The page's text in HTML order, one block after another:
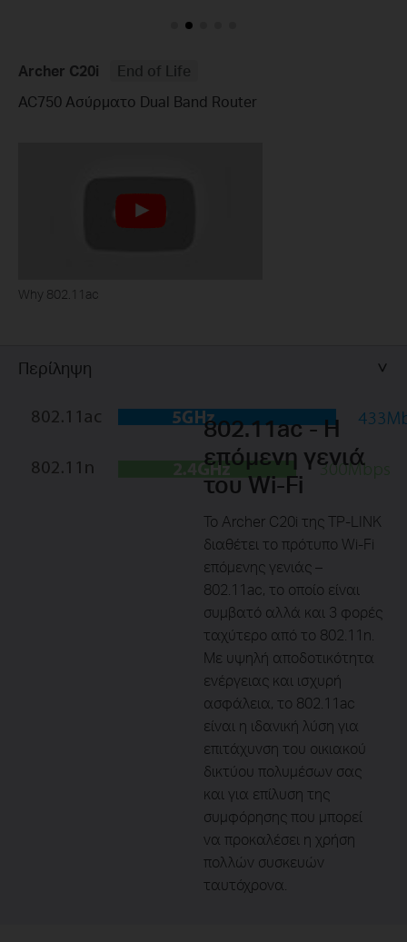
Archer C20i
End of Life
AC750 Ασύρματο Dual Band Router
Why 802.11ac
Περίληψη
802.11ac - Η
επόμενη γενιά
του Wi-Fi
Το Archer C20i της TP-LINK
διαθέτει το πρότυπο Wi-Fi
επόμενης γενιάς –
802.11ac, το οποίο είναι
συμβατό αλλά και 3 φορές
ταχύτερο από το 802.11n.
Με υψηλή αποδοτικότητα
ενέργειας και ισχυρή
ασφάλεια, το 802.11ac
είναι η ιδανική λύση για
επιτάχυνση του οικιακού
δικτύου πολυμέσων σας
και για επίλυση της
συμφόρησης που μπορεί
να προκαλέσει η χρήση
πολλών συσκευών
ταυτόχρονα.